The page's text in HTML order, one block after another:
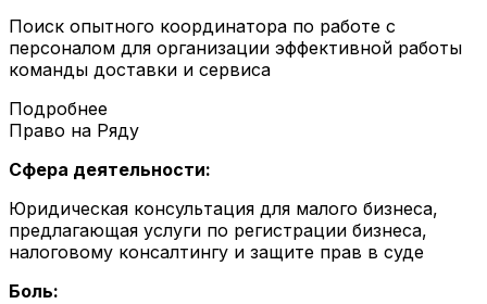
Поиск опытного координатора по работе с
персоналом для организации эффективной работы
команды доставки и сервиса
Подробнее
Право на Ряду
Сфера деятельности:
Юридическая консультация для малого бизнеса,
предлагающая услуги по регистрации бизнеса,
налоговому консалтингу и защите прав в суде
Боль: